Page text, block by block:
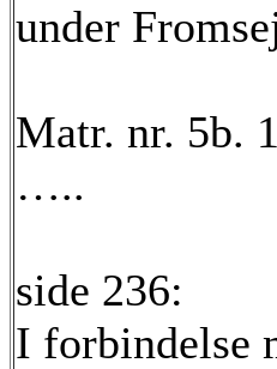
under
Matr. nr. 5b.
…..
side 236:
I forbindelse